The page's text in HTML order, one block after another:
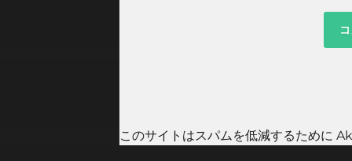
このサイトはスパムを低減するために